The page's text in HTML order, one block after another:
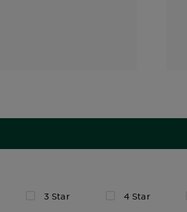
3 Star 4 Star